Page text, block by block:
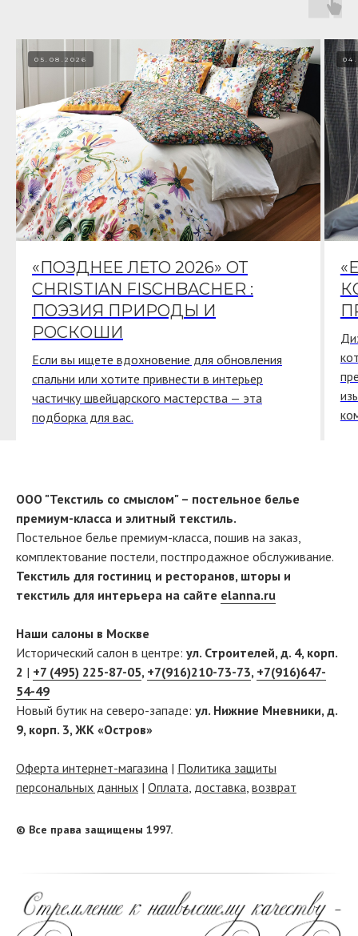
05.08.2026
«ПОЗДНЕЕ ЛЕТО 2026» ОТ
CHRISTIAN FISCHBACHER :
ПОЭЗИЯ ПРИРОДЫ И
РОСКОШИ
Если вы ищете вдохновение для обновления
спальни или хотите привнести в интерьер
частичку швейцарского мастерства — эта
подборка для вас.
ООО "Текстиль со смыслом" – постельное белье
премиум-класса и элитный текстиль.
Постельное белье премиум-класса, пошив на заказ,
комплектование постели, постпродажное обслуживание.
Текстиль для гостиниц и ресторанов, шторы и
текстиль для интерьера на сайте elanna.ru
Наши салоны в Москве
Исторический салон в центре: ул. Строителей, д. 4, корп.
2 | +7 (495) 225-87-05, +7(916)210-73-73, +7(916)647-
54-49
Новый бутик на северо-западе: ул. Нижние Мневники, д.
9, корп. 3, ЖК «Остров»
Оферта интернет-магазина | Политика защиты
персональных данных | Оплата, доставка, возврат
© Все права защищены 1997.